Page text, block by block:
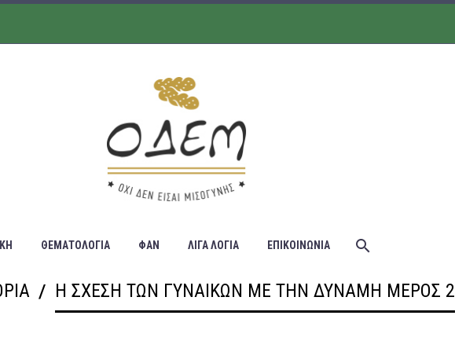
ΘΕΜΑΤΟΛΟΓΙΑ ΦΑΝ ΛΙΓΑ ΛΟΓΙΑ ΕΠΙΚΟΙΝΩΝΙΑ
Η ΣΧΈΣΗ ΤΩΝ ΓΥΝΑΙΚΏΝ ΜΕ ΤΗΝ ΔΎΝΑΜΗ ΜΈΡΟΣ 2